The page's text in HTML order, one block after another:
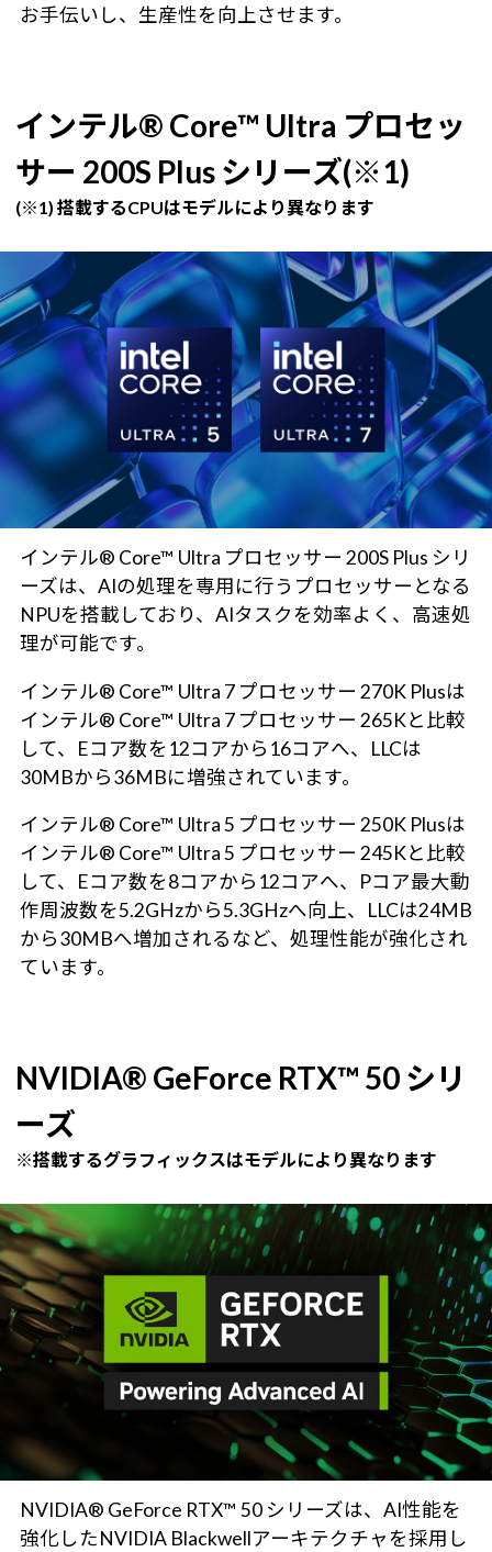
お手伝いし、生産性を向上させます。
インテル® Core™ Ultra プロセッ
サー 200S Plus シリーズ(※1)
(※1) 搭載するCPUはモデルにより異なります
インテル® Core™ Ultra プロセッサー 200S Plus シリ
ーズは、AIの処理を専用に行うプロセッサーとなる
NPUを搭載しており、AIタスクを効率よく、高速処
理が可能です。
インテル® Core™ Ultra 7 プロセッサー 270K Plusは
インテル® Core™ Ultra 7 プロセッサー 265Kと比較
して、Eコア数を12コアから16コアへ、LLCは
30MBから36MBに増強されています。
インテル® Core™ Ultra 5 プロセッサー 250K Plusは
インテル® Core™ Ultra 5 プロセッサー 245Kと比較
して、Eコア数を8コアから12コアへ、Pコア最大動
作周波数を5.2GHzから5.3GHzへ向上、LLCは24MB
から30MBへ増加されるなど、処理性能が強化され
ています。
NVIDIA® GeForce RTX™ 50 シリ
ーズ
※搭載するグラフィックスはモデルにより異なります
NVIDIA® GeForce RTX™ 50 シリーズは、AI性能を
強化したNVIDIA Blackwellアーキテクチャを採用し